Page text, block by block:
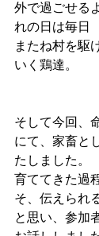
外で過ごせる
れの日は毎日
またね村を駆
いく鶏達。
そして今回、
にて、家畜と
たしました。
育ててきた過
そ、伝えられ
と思い、参加